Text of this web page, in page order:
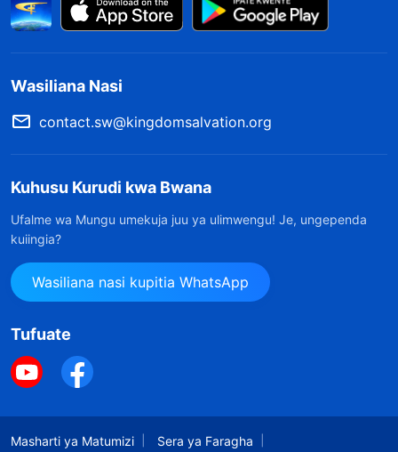
Wasiliana Nasi
contact.sw@kingdomsalvation.org
Kuhusu Kurudi kwa Bwana
Ufalme wa Mungu umekuja juu ya ulimwengu! Je, ungependa
kuiingia?
Wasiliana nasi kupitia WhatsApp
Tufuate
Masharti ya Matumizi Sera ya Faragha